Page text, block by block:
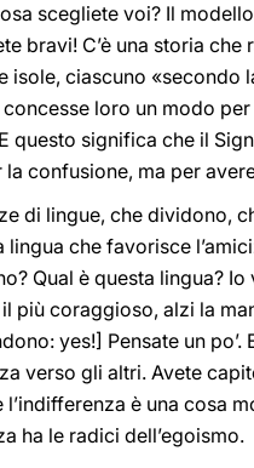
scegliete voi? Il
bravi! C’è una storia
isole, ciascuno
loro un modo
E questo significa che il
confusione, ma per
di lingue, che dividono,
che favorisce
Qual è questa lingua?
più coraggioso, alzi la
yes!] Pensate un po’.
verso gli altri. Avete
è una cosa
ha le radici dell’egoismo.